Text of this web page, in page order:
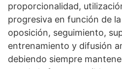
proporcionalidad,
progresiva en función de
oposición, seguimiento,
entrenamiento y difusión
debiendo siempre